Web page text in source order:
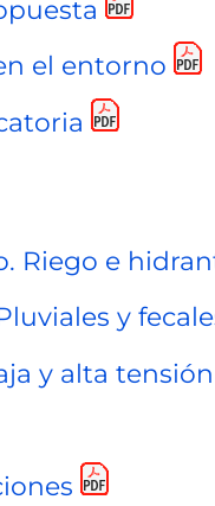
el entorno
Riego e
y
y alta tensión